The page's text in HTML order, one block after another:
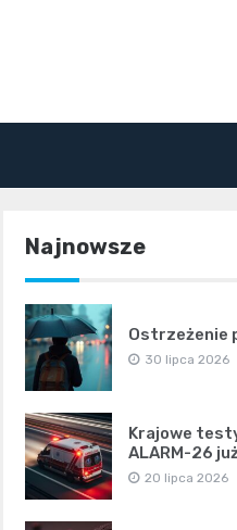
Najnowsze
Ostrzeżenie
30 lipca 2026
Krajowe
ALARM-26
20 lipca 2026